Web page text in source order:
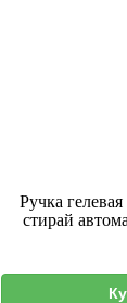
Ручка
стирай